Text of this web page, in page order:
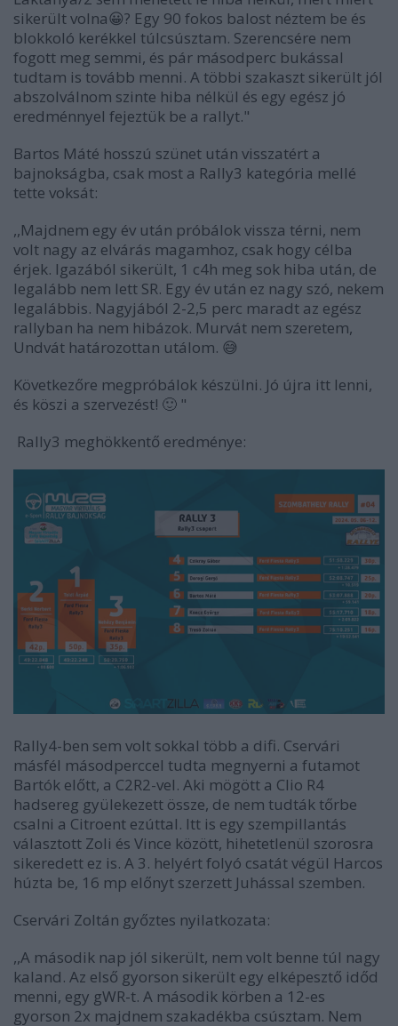
sikerült volna😀? Egy 90 fokos balost néztem be és
blokkoló kerékkel túlcsúsztam. Szerencsére nem
fogott meg semmi, és pár másodperc bukással
tudtam is tovább menni. A többi szakaszt sikerült jól
abszolválnom szinte hiba nélkül és egy egész jó
eredménnyel fejeztük be a rallyt."
Bartos Máté hosszú szünet után visszatért a
bajnokságba, csak most a Rally3 kategória mellé
tette voksát:
,,Majdnem egy év után próbálok vissza térni, nem
volt nagy az elvárás magamhoz, csak hogy célba
érjek. Igazából sikerült, 1 c4h meg sok hiba után, de
legalább nem lett SR. Egy év után ez nagy szó, nekem
legalábbis. Nagyjából 2-2,5 perc maradt az egész
rallyban ha nem hibázok. Murvát nem szeretem,
Undvát határozottan utálom. 😅
Következőre megpróbálok készülni. Jó újra itt lenni,
és köszi a szervezést! 🙂 "
Rally3 meghökkentő eredménye:
Rally4-ben sem volt sokkal több a difi. Cservári
másfél másodperccel tudta megnyerni a futamot
Bartók előtt, a C2R2-vel. Aki mögött a Clio R4
hadsereg gyülekezett össze, de nem tudták tőrbe
csalni a Citroent ezúttal. Itt is egy szempillantás
választott Zoli és Vince között, hihetetlenül szorosra
sikeredett ez is. A 3. helyért folyó csatát végül Harcos
húzta be, 16 mp előnyt szerzett Juhással szemben.
Cservári Zoltán győztes nyilatkozata:
,,A második nap jól sikerült, nem volt benne túl nagy
kaland. Az első gyorson sikerült egy elképesztő időd
menni, egy gWR-t. A második körben a 12-es
gyorson 2x majdnem szakadékba csúsztam. Nem